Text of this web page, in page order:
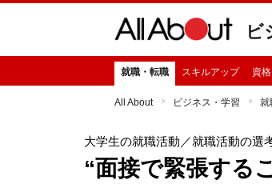
ビ
就職・転職 スキルアップ 資
All About ビジネス・学習 就
大学生の就職活動 ／就職活動の選
“面接で緊張する